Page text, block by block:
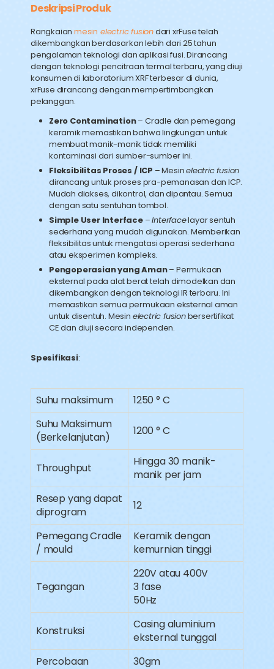
Deskripsi Produk
Rangkaianmesin electric fusiondari xrFuse telah
dikembangkan berdasarkan lebih dari 25 tahun
pengalaman teknologi dan aplikasi fusi. Dirancang
dengan teknologi pencitraan termal terbaru, yang diuji
konsumen di laboratorium XRF terbesar di dunia,
xrFuse dirancang dengan mempertimbangkan
pelanggan.
Zero Contamination– Cradle dan pemegang
keramik memastikan bahwa lingkungan untuk
membuat manik-manik tidak memiliki
kontaminasi dari sumber-sumber ini.
Fleksibilitas Proses / ICP – Mesinelectric fusion
dirancang untuk proses pra-pemanasan dan ICP.
Mudah diakses, dikontrol, dan dipantau. Semua
dengan satu sentuhan tombol.
Simple User Interface–Interfacelayar sentuh
sederhana yang mudah digunakan. Memberikan
fleksibilitas untuk mengatasi operasi sederhana
atau eksperimen kompleks.
Pengoperasian yang Aman– Permukaan
eksternal pada alat berat telah dimodelkan dan
dikembangkan dengan teknologi IR terbaru. Ini
memastikan semua permukaan eksternal aman
untuk disentuh. Mesin electric fusionbersertifikat
CE dan diuji secara independen.
Spesifikasi:
Suhu maksimum
1250 ° C
Suhu Maksimum
(Berkelanjutan)
1200 ° C
Throughput
Hingga 30 manik-
manik per jam
Resep yang dapat
diprogram
12
Pemegang Cradle
/ mould
Keramik dengan
kemurnian tinggi
Tegangan
220V atau 400V
3 fase
50Hz
Konstruksi
Casing aluminium
eksternal tunggal
Percobaan
30gm